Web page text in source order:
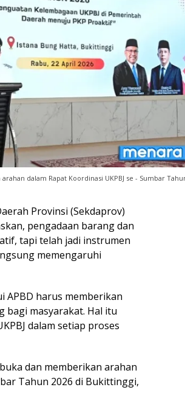
dalam Rapat Koordinasi UKPBJ se - Sumbar
Provinsi (Sekdaprov)
pengadaan barang dan
tapi telah jadi instrumen
memengaruhi
APBD harus memberikan
bagi masyarakat. Hal itu
dalam setiap proses
dan memberikan arahan
Tahun 2026 di Bukittinggi,